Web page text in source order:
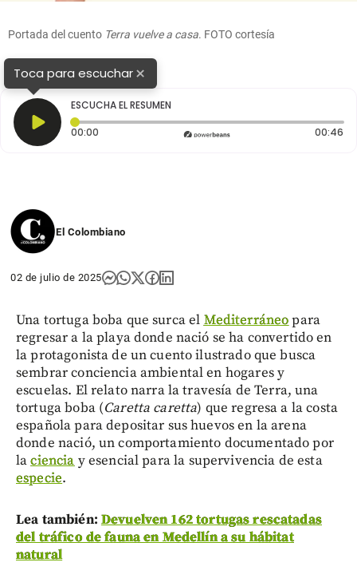
Portada del cuento Terra vuelve a casa. FOTO cortesía
Toca para escuchar×
ESCUCHA EL RESUMEN
00:00 Tiempo transcurrido: 0 segundos 00:46
El Colombiano
02 de julio de 2025
Una tortuga boba que surca el Mediterráneopara
regresar a la playa donde nació se ha convertido en
la protagonista de un cuento ilustrado que busca
sembrar conciencia ambiental en hogares y
escuelas. El relato narra la travesía de Terra, una
tortuga boba (Caretta caretta) que regresa a la costa
española para depositar sus huevos en la arena
donde nació, un comportamiento documentado por
laciencia y esencial para la supervivencia de esta
especie.
Lea también: Devuelven 162 tortugas rescatadas
del tráfico de fauna en Medellín a su hábitat
natural